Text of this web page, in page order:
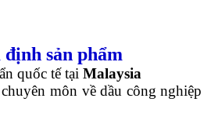
sản phẩm
quốc tế tại Malaysia
môn về dầu công